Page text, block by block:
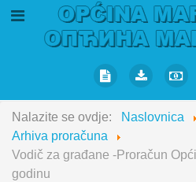
Nalazite se ovdje: Naslovnica
Arhiva proračuna
Vodič za građane -Proračun
godinu